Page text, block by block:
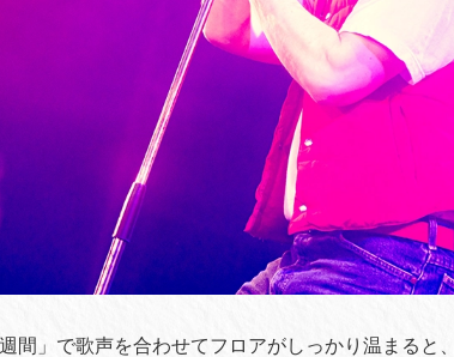
週間」で歌声を合わせてフロアがしっかり温まると